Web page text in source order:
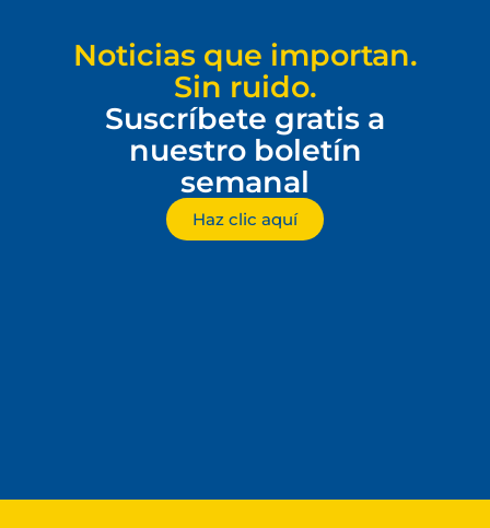
Noticias que importan.
Sin ruido.
Suscríbete gratis a
nuestro boletín
semanal
Haz clic aquí